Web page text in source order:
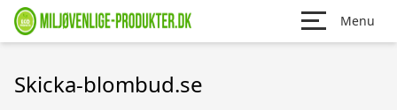
Menu
Skicka-blombud.se